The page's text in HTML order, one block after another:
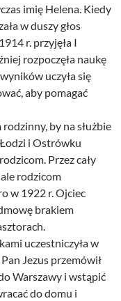
imię Helena. Kiedy
w duszy głos
r. przyjęła I
rozpoczęła naukę
uczyła się
aby pomagać
by na służbie
i Ostrówku
Przez cały
rodzicom
w 1922 r. Ojciec
brakiem
uczestniczyła w
Jezus przemówił
Warszawy i wstąpić
do domu i